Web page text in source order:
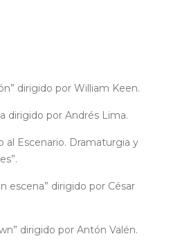
dirigido por William Keen.
dirigido por Andrés Lima.
al Escenario. Dramaturgia y
escena” dirigido por César
dirigido por Antón Valén.